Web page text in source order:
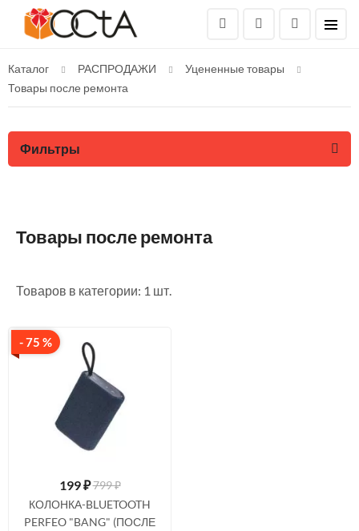
Каталог РАСПРОДАЖИ
Уцененные товары
Товары после ремонта
Фильтры
Товары после ремонта
Товаров в категории: 1 шт.
- 75 %
199₽799 ₽
КОЛОНКА-BLUETOOTH
PERFEO "BANG" (ПОСЛЕ